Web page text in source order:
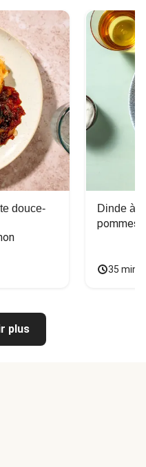
douce-
Dinde à
pommes
35
plus